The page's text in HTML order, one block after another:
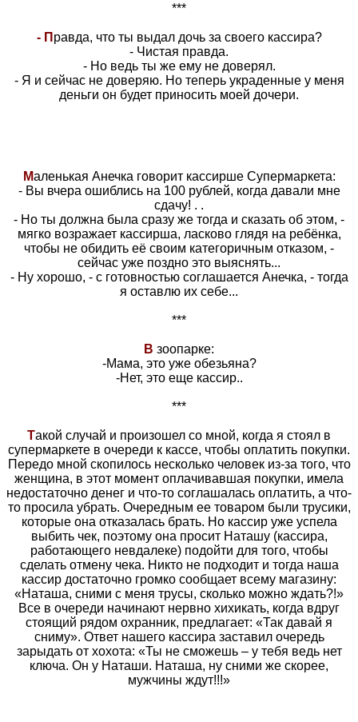
***
- П равда, что ты выдал дочь за своего кассира?
- Чистая правда.
- Но ведь ты же ему не доверял.
- Я и сейчас не доверяю. Но теперь украденные у меня
деньги он будет приносить моей дочери.
Маленькая Анечка говорит кассирше Супермаркета:
- Вы вчера ошиблись на 100 рублей, когда давали мне
сдачу! . .
- Но ты должна была сразу же тогда и сказать об этом, -
мягко возражает кассирша, ласково глядя на ребёнка,
чтобы не обидить её своим категоричным отказом, -
сейчас уже поздно это выяснять...
- Ну хорошо, - с готовностью соглашается Анечка, - тогда
я оставлю их себе...
***
В зоопарке:
-Мама, это уже обезьяна?
-Hет, это еще кассир..
***
Такой случай и произошел со мной, когда я стоял в
супермаркете в очереди к кассе, чтобы оплатить покупки.
Передо мной скопилось несколько человек из-за того, что
женщина, в этот момент оплачивавшая покупки, имела
недостаточно денег и что-то соглашалась оплатить, а что-
то просила убрать. Очередным ее товаром были трусики,
которые она отказалась брать. Но кассир уже успела
выбить чек, поэтому она просит Наташу (кассира,
работающего невдалеке) подойти для того, чтобы
сделать отмену чека. Никто не подходит и тогда наша
кассир достаточно громко сообщает всему магазину:
«Наташа, сними с меня трусы, сколько можно ждать?!»
Все в очереди начинают нервно хихикать, когда вдруг
стоящий рядом охранник, предлагает: «Так давай я
сниму». Ответ нашего кассира заставил очередь
зарыдать от хохота: «Ты не сможешь – у тебя ведь нет
ключа. Он у Наташи. Наташа, ну сними же скорее,
мужчины ждут!!!»